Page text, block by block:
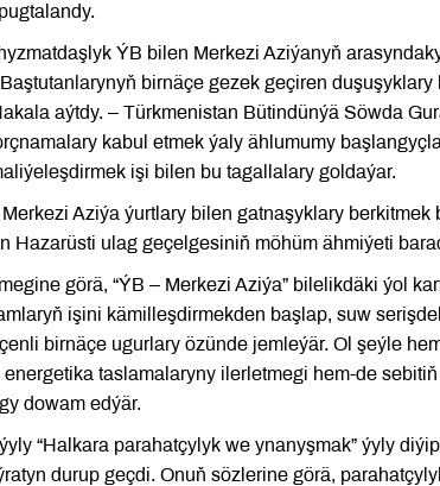
ÝB bilen Merkezi Aziýanyň
birnäçe gezek geçiren
aýtdy. – Türkmenistan Bütindünýä Söwda
kabul etmek ýaly ählumumy
işi bilen bu tagallalary goldaýar.
Aziýa ýurtlary bilen gatnaşyklary
Hazarüsti ulag geçelgesiniň möhüm ähmiýeti
görä, “ÝB – Merkezi Aziýa” bilelikdäki ýol
işini kämilleşdirmekden başlap, suw
birnäçe ugurlary özünde jemleýär. Ol şeýle
taslamalaryny ilerletmegi hem-de
dowam edýär.
“Halkara parahatçylyk we ynanyşmak” ýyly
durup geçdi. Onuň sözlerine görä,